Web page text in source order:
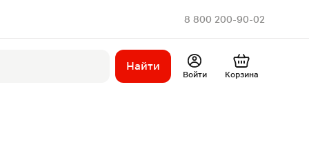
8 800 200-90-02
Найти
Войти Корзина